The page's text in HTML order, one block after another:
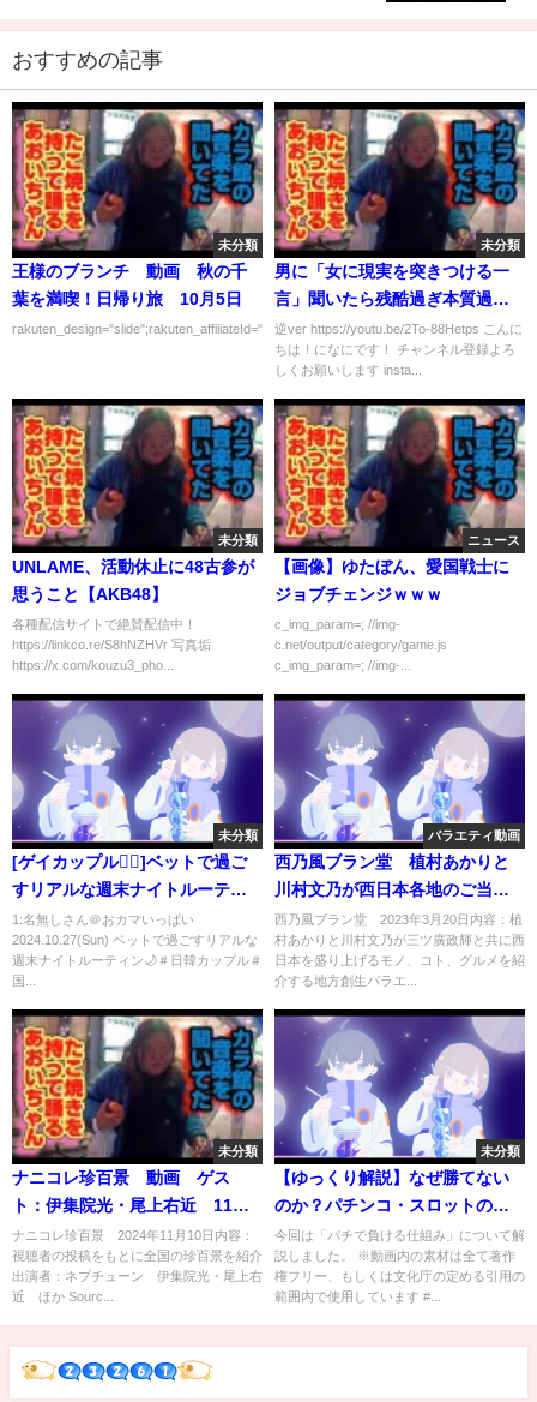
おすすめの記事
未分類
王様のブランチ 動画 秋の千
葉を満喫！日帰り旅 10月5日
rakuten_design="slide";rakuten_affiliateId="00ed0224.63...
未分類
男に「女に現実を突きつける一
言」聞いたら残酷過ぎ本質過ぎ
ww
逆ver https://youtu.be/2To-88Hetps こんに
ちは！になにです！ チャンネル登録よろ
しくお願いします insta...
未分類
UNLAME、活動休止に48古参が
思うこと【AKB48】
各種配信サイトで絶賛配信中！
https://linkco.re/S8hNZHVr 写真垢
https://x.com/kouzu3_pho...
ニュース
【画像】ゆたぼん、愛国戦士に
ジョブチェンジｗｗｗ
c_img_param=; //img-
c.net/output/category/game.js
c_img_param=; //img-...
未分類
[ゲイカップル🏳️‍🌈]ベットで過ご
すリアルな週末ナイトルーティ
ン🌙＃日韓カップル＃国際カッ
プル＃🇯🇵🇰🇷
1:名無しさん＠おカマいっぱい
2024.10.27(Sun) ベットで過ごすリアルな
週末ナイトルーティン🌙＃日韓カップル＃
国...
バラエティ動画
西乃風ブラン堂 植村あかりと
川村文乃が西日本各地のご当地
ブランドを発掘 3月20日
西乃風ブラン堂 2023年3月20日内容：植
村あかりと川村文乃が三ツ廣政輝と共に西
日本を盛り上げるモノ、コト、グルメを紹
介する地方創生バラエ...
未分類
ナニコレ珍百景 動画 ゲス
ト：伊集院光・尾上右近 11月
10日
ナニコレ珍百景 2024年11月10日内容：
視聴者の投稿をもとに全国の珍百景を紹介
出演者：ネプチューン 伊集院光・尾上右
近 ほか Sourc...
未分類
【ゆっくり解説】なぜ勝てない
のか？パチンコ・スロットの負
ける仕組み
今回は「パチで負ける仕組み」について解
説しました。 ※動画内の素材は全て著作
権フリー、もしくは文化庁の定める引用の
範囲内で使用しています #...